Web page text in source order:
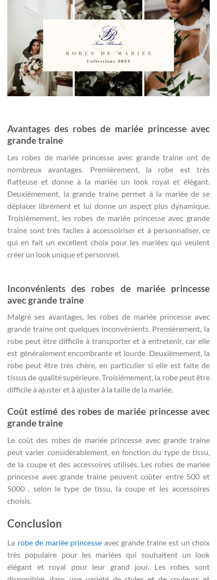
Avantages des robes de mariée princesse avec
grande traine
Les robes de mariée princesse avec grande traine ont de
nombreux avantages. Premièrement, la robe est très
flatteuse et donne à la mariée un look royal et élégant.
Deuxièmement, la grande traine permet à la mariée de se
déplacer librement et lui donne un aspect plus dynamique.
Troisièmement, les robes de mariée princesse avec grande
traine sont très faciles à accessoiriser et à personnaliser, ce
qui en fait un excellent choix pour les mariées qui veulent
créer un look unique et personnel.
Inconvénients des robes de mariée princesse
avec grande traine
Malgré ses avantages, les robes de mariée princesse avec
grande traine ont quelques inconvénients. Premièrement, la
robe peut être difficile à transporter et à entretenir, car elle
est généralement encombrante et lourde. Deuxièmement, la
robe peut être très chère, en particulier si elle est faite de
tissus de qualité supérieure. Troisièmement, la robe peut être
difficile à ajuster et à ajuster à la taille de la mariée.
Coût estimé des robes de mariée princesse avec
grande traine
Le coût des robes de mariée princesse avec grande traine
peut varier considérablement, en fonction du type de tissu,
de la coupe et des accessoires utilisés. Les robes de mariée
princesse avec grande traine peuvent coûter entre 500 et
5000 , selon le type de tissu, la coupe et les accessoires
choisis.
Conclusion
La robe de mariée princesse avec grande traine est un choix
très populaire pour les mariées qui souhaitent un look
élégant et royal pour leur grand jour. Les robes sont